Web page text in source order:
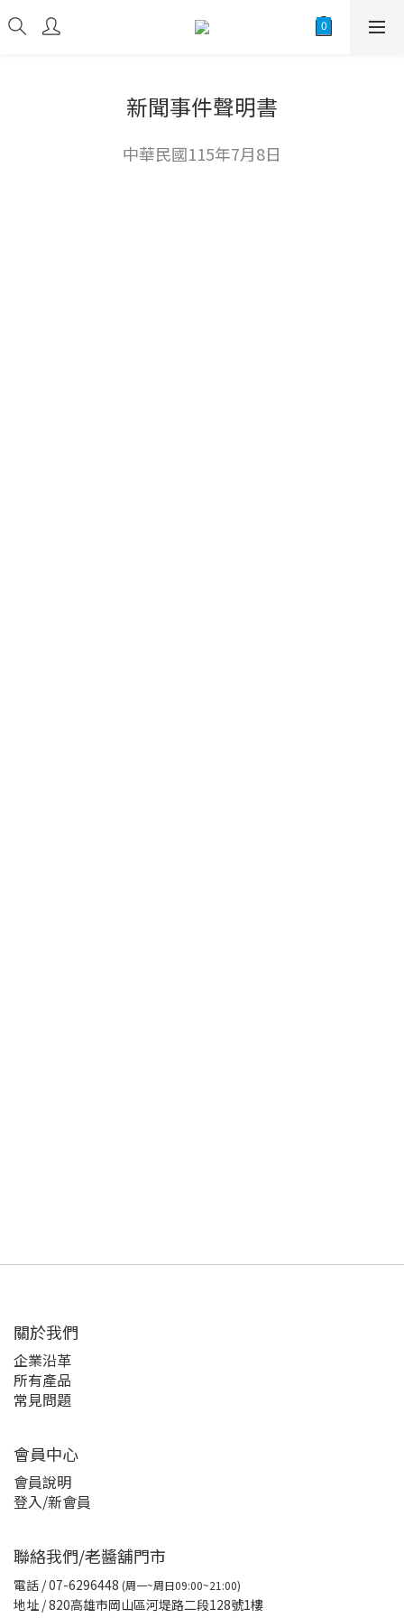
新聞事件聲明書
中華民國115年7月8日
關於我們
企業沿革
所有產品
常見問題
會員中心
會員說明
登入/新會員
聯絡我們/老醬舖門市
電話 / 07-6296448 (周一~周日09:00~21:00)
地址 / 820高雄市岡山區河堤路二段128號1樓